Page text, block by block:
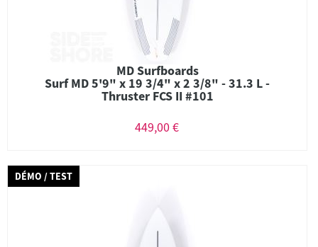
MD Surfboards
Surf MD 5'9" x 19 3/4" x 2 3/8" - 31.3 L -
Thruster FCS II #101
449,00 €
DÉMO / TEST